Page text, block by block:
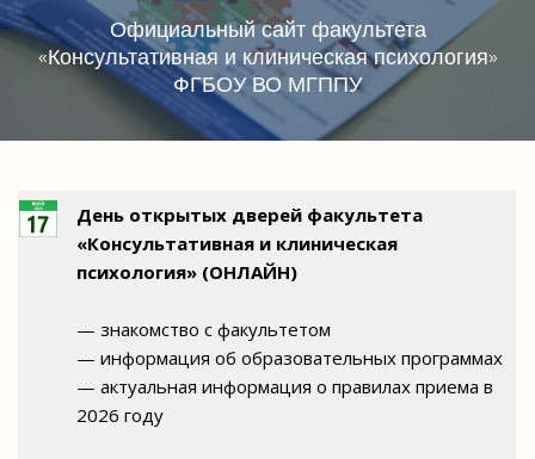
Официальный сайт факультета
«Консультативная и клиническая психология»
ФГБОУ ВО МГППУ
День открытых дверей факультета
«Консультативная и клиническая
психология» (ОНЛАЙН)
— знакомство с факультетом
— информация об образовательных программах
— актуальная информация о правилах приема в
2026 году